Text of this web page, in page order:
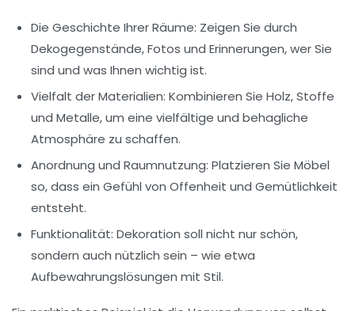
Die Geschichte Ihrer Räume: Zeigen Sie durch
Dekogegenstände, Fotos und Erinnerungen, wer Sie
sind und was Ihnen wichtig ist.
Vielfalt der Materialien: Kombinieren Sie Holz, Stoffe
und Metalle, um eine vielfältige und behagliche
Atmosphäre zu schaffen.
Anordnung und Raumnutzung: Platzieren Sie Möbel
so, dass ein Gefühl von Offenheit und Gemütlichkeit
entsteht.
Funktionalität: Dekoration soll nicht nur schön,
sondern auch nützlich sein – wie etwa
Aufbewahrungslösungen mit Stil.